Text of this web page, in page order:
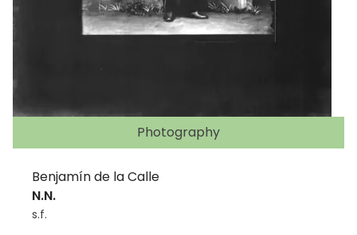
Photography
Benjamín de la Calle
N.N.
s.f.